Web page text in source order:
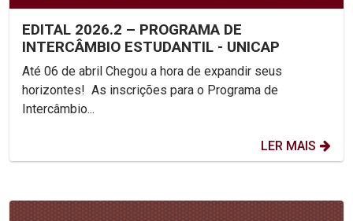
EDITAL 2026.2 – PROGRAMA DE
INTERCÂMBIO ESTUDANTIL - UNICAP
Até 06 de abril Chegou a hora de expandir seus
horizontes! As inscrições para o Programa de
Intercâmbio...
LER MAIS